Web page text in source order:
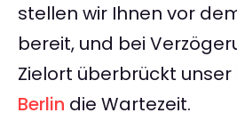
stellen wir Ihnen vor
bereit, und bei
Zielort überbrückt unser
Berlin die Wartezeit.